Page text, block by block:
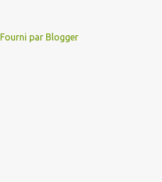
Fourni par Blogger